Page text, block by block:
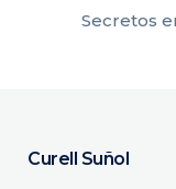
Secretos
Curell Suñol